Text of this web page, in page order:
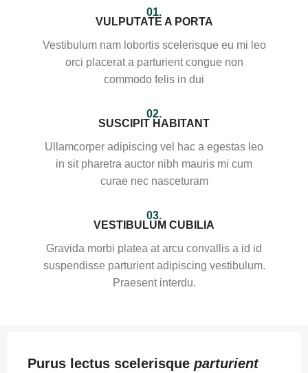
01.
VULPUTATE A PORTA
Vestibulum nam lobortis scelerisque eu mi leo
orci placerat a parturient congue non
commodo felis in dui
02.
SUSCIPIT HABITANT
Ullamcorper adipiscing vel hac a egestas leo
in sit pharetra auctor nibh mauris mi cum
curae nec nasceturam
03.
VESTIBULUM CUBILIA
Gravida morbi platea at arcu convallis a id id
suspendisse parturient adipiscing vestibulum.
Praesent interdu.
Purus lectus scelerisque parturient